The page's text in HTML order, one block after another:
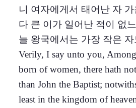
니 여자에게서 태어난 자
다 큰 이가 일어난 적이 없
늘 왕국에서는 가장 작은
Verily, I say unto you,
born of women, there hath
than John the Baptist;
least in the kingdom of